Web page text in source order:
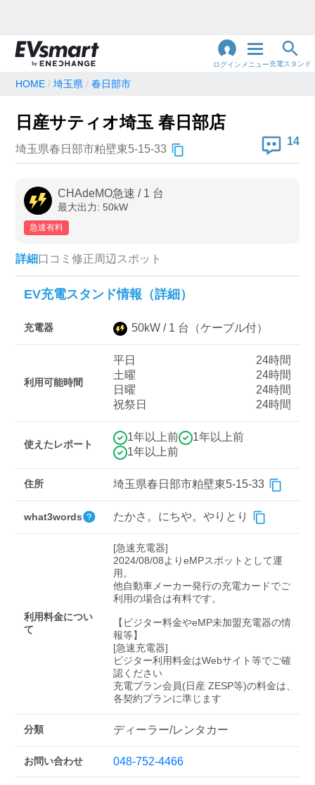
ログイン メニュー充電スタンド
地名・観光スポット・住所で検索
充電器の種類
急速充電器のみ表示
高速道路上のみ表示
認証システム
三菱ディーラーを表示
日産ディーラーを表示
検索する
HOME 埼玉県 春日部市
日産サティオ埼玉 春日部店
埼玉県春日部市粕壁東5-15-33
14
CHAdeMO急速 / 1 台
最大出力: 50kW
急速有料
詳細口コミ 修正周辺スポット
EV充電スタンド情報（詳細）
充電器 50kW / 1 台 （ケーブル付）
利用可能時間
平日
24時間
土曜
24時間
日曜
24時間
祝祭日
24時間
使えたレポート
1年以上前
1年以上前
1年以上前
住所 埼玉県春日部市粕壁東5-15-33
what3words たかさ。にちや。やりとり
利用料金につい
て
[急速充電器]
2024/08/08よりeMPスポットとして運
用。
他自動車メーカー発行の充電カードでご
利用の場合は有料です。
【ビジター料金やeMP未加盟充電器の情
報等】
[急速充電器]
ビジター利用料金はWebサイト等でご確
認ください
充電プラン会員(日産 ZESP等)の料金は、
各契約プランに準じます
分類 ディーラー/レンタカー
お問い合わせ 048-752-4466